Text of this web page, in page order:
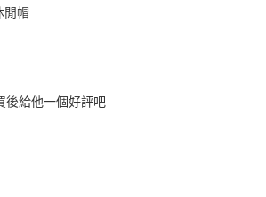
閒帽
後給他一個好評吧